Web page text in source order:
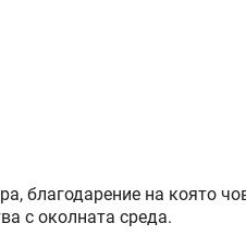
благодарение на която
с околната среда.